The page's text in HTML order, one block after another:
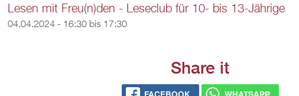
Lesen mit Freu(n)den - Leseclub für 10- bis 13-Jährige
04.04.2024 - 16:30bis 17:30
Share it